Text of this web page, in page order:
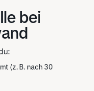
bei
(z. B. nach 30